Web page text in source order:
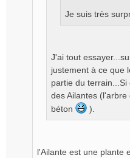
Je suis très
J'ai tout
justement à ce que
partie du
des Ailantes
béton
).
l'Ailante est une plante